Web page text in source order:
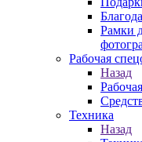
Рамки
Рабочая
Назад
Техника
Назад